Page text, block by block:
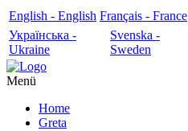
English - English Français - France
Українська -
Ukraine
Svenska -
Sweden
Menü
Home
Greta